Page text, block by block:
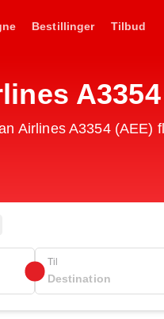
Bestillinger Tilbud
Airlines A3354 (AEE)
Til